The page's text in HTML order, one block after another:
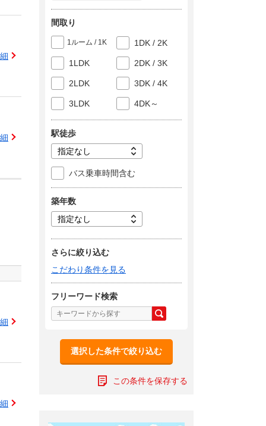
間取り
1ルーム / 1K 1DK / 2K
1LDK 2DK / 3K
2LDK 3DK / 4K
3LDK 4DK～
駅徒歩
バス乗車時間含む
築年数
さらに絞り込む
こだわり条件を見る
フリーワード検索
選択した条件で絞り込む
この条件を保存する